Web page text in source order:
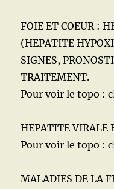
FOIE ET COEUR :
(HEPATITE
SIGNES,
TRAITEMENT.
Pour voir le topo :
HEPATITE VIRALE
Pour voir le topo :
MALADIES DE LA